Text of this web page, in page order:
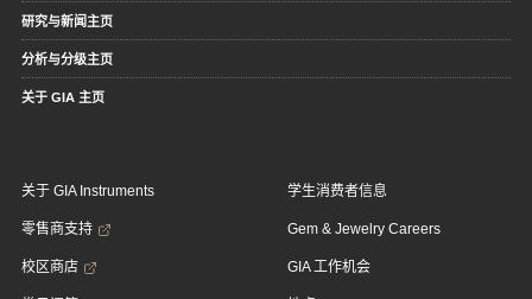
研究与新闻主页
分析与分级主页
关于 GIA 主页
关于 GIA Instruments
零售商支持
校区商店
学生消费者信息
Gem & Jewelry Careers
GIA 工作机会